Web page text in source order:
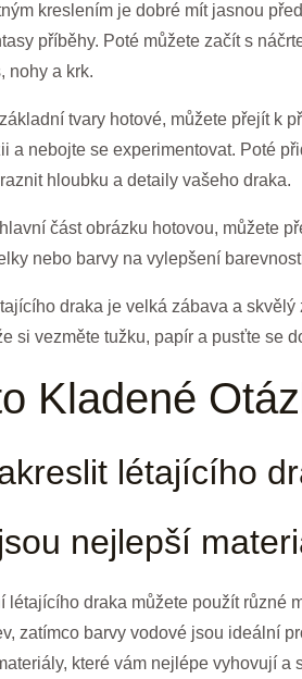
kreslením je dobré mít jasnou
příběhy. Poté můžete začít s
nohy a krk.
tvary hotové, můžete přejít k
a nebojte se experimentovat. Poté
hloubku a detaily vašeho draka.
část obrázku hotovou, můžete
nebo barvy na vylepšení
draka je velká zábava a
si vezměte tužku, papír a pusťte se
Kladené
létajícího
nejlepší
létajícího draka můžete použít různé
zatímco barvy vodové jsou ideální
které vám nejlépe vyhovují a